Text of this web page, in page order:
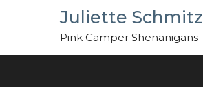
Juliette Schmitz
Pink Camper Shenanigans